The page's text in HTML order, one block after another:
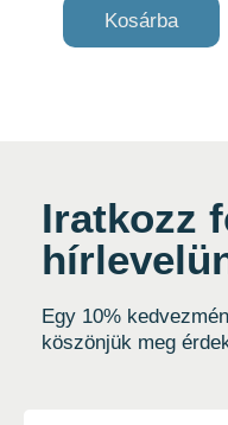
f
Kosárba
Iratkozz
Egy 10%
köszönjük meg